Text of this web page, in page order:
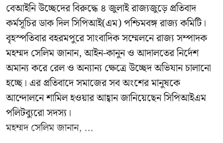
বেআইনি উচ্ছেদের বিরুদ্ধে ৪ জুলাই রাজ্যজুড়ে প্রতিবাদ
কর্মসূচির ডাক দিল সিপিআই(এম) পশ্চিমবঙ্গ রাজ্য কমিটি।
বৃহস্পতিবার বহরমপুরে সাংবাদিক সম্মেলনে রাজ্য সম্পাদক
মহম্মদ সেলিম জানান, আইন-কানুন ও আদালতের নির্দেশ
অমান্য করে রেল ও অন্যান্য ক্ষেত্রে উচ্ছেদ অভিযান চালানো
হচ্ছে। এর প্রতিবাদে সমাজের সব অংশের মানুষকে
আন্দোলনে শামিল হওয়ার আহ্বান জানিয়েছেন সিপিআইএম
পলিটব্যুরো সদস্য।
মহম্মদ সেলিম জানান, ...